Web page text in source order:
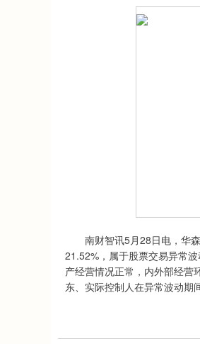
南财智讯5月28日电，华森
21.52%，属于股票交易异常
产经营情况正常，内外部经营
东、实际控制人在异常波动期
深证成指